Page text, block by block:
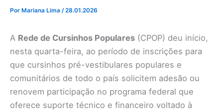
Por Mariana Lima /28.01.2026
A Rede de Cursinhos Populares (CPOP) deu início,
nesta quarta-feira, ao período de inscrições para
que cursinhos pré-vestibulares populares e
comunitários de todo o país solicitem adesão ou
renovem participação no programa federal que
oferece suporte técnico e financeiro voltado à